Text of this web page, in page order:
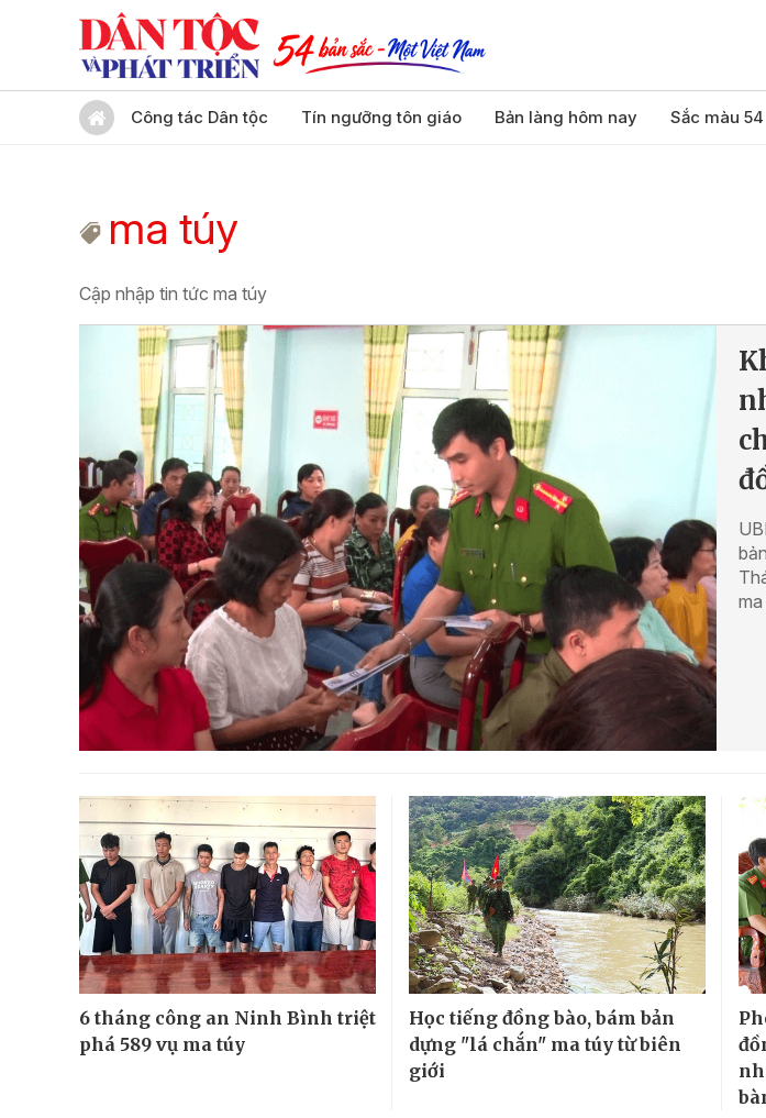
Công tác Dân tộc Tín ngưỡng tôn giáo Bản làng hôm nay Sắc màu 54
ma túy
Cập nhập tin tức ma túy
6 tháng công an Ninh Bình triệt
phá 589 vụ ma túy
Học tiếng đồng bào, bám bản
dựng "lá chắn" ma túy từ biên
giới